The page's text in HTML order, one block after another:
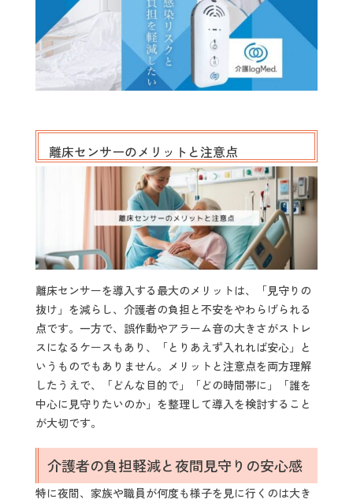
離床センサーのメリットと注意点
離床センサーを導入する最大のメリットは、「見守りの
抜け」を減らし、介護者の負担と不安をやわらげられる
点です。一方で、誤作動やアラーム音の大きさがストレ
スになるケースもあり、「とりあえず入れれば安心」と
いうものでもありません。メリットと注意点を両方理解
したうえで、「どんな目的で」「どの時間帯に」「誰を
中心に見守りたいのか」を整理して導入を検討すること
が大切です。
介護者の負担軽減と夜間見守りの安心感
特に夜間、家族や職員が何度も様子を見に行くのは大き